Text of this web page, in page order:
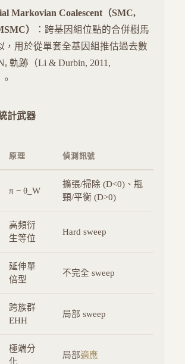
Markovian Coalescent（SMC,
）
：跨基因組位點的合併樹馬
，用於從單套全基因組推估過去數
軌跡（Li & Durbin, 2011,
計武器
原理 偵測訊號
π − θ_W
擴張/掃除 (D<0)、瓶
頸/平衡 (D>0)
高頻衍
生等位
Hard sweep
延伸單
倍型
不完全 sweep
跨族群
EHH
局部 sweep
極端分
化
局部適應